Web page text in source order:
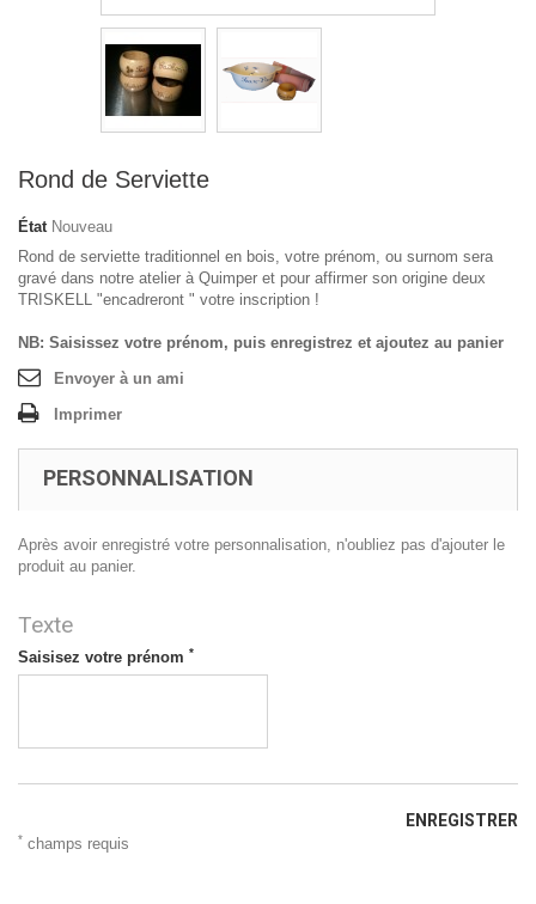
Rond de Serviette
État Nouveau
Rond de serviette traditionnel en bois, votre prénom, ou surnom sera
gravé dans notre atelier à Quimper et pour affirmer son origine deux
TRISKELL "encadreront " votre inscription !
NB: Saisissez votre prénom, puis enregistrez et ajoutez au panier
Envoyer à un ami
Imprimer
PERSONNALISATION
Après avoir enregistré votre personnalisation, n'oubliez pas d'ajouter le
produit au panier.
Texte
Saisisez votre prénom *
ENREGISTRER
* champs requis